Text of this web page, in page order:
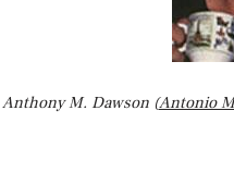
Anthony M. Dawson (Antonio